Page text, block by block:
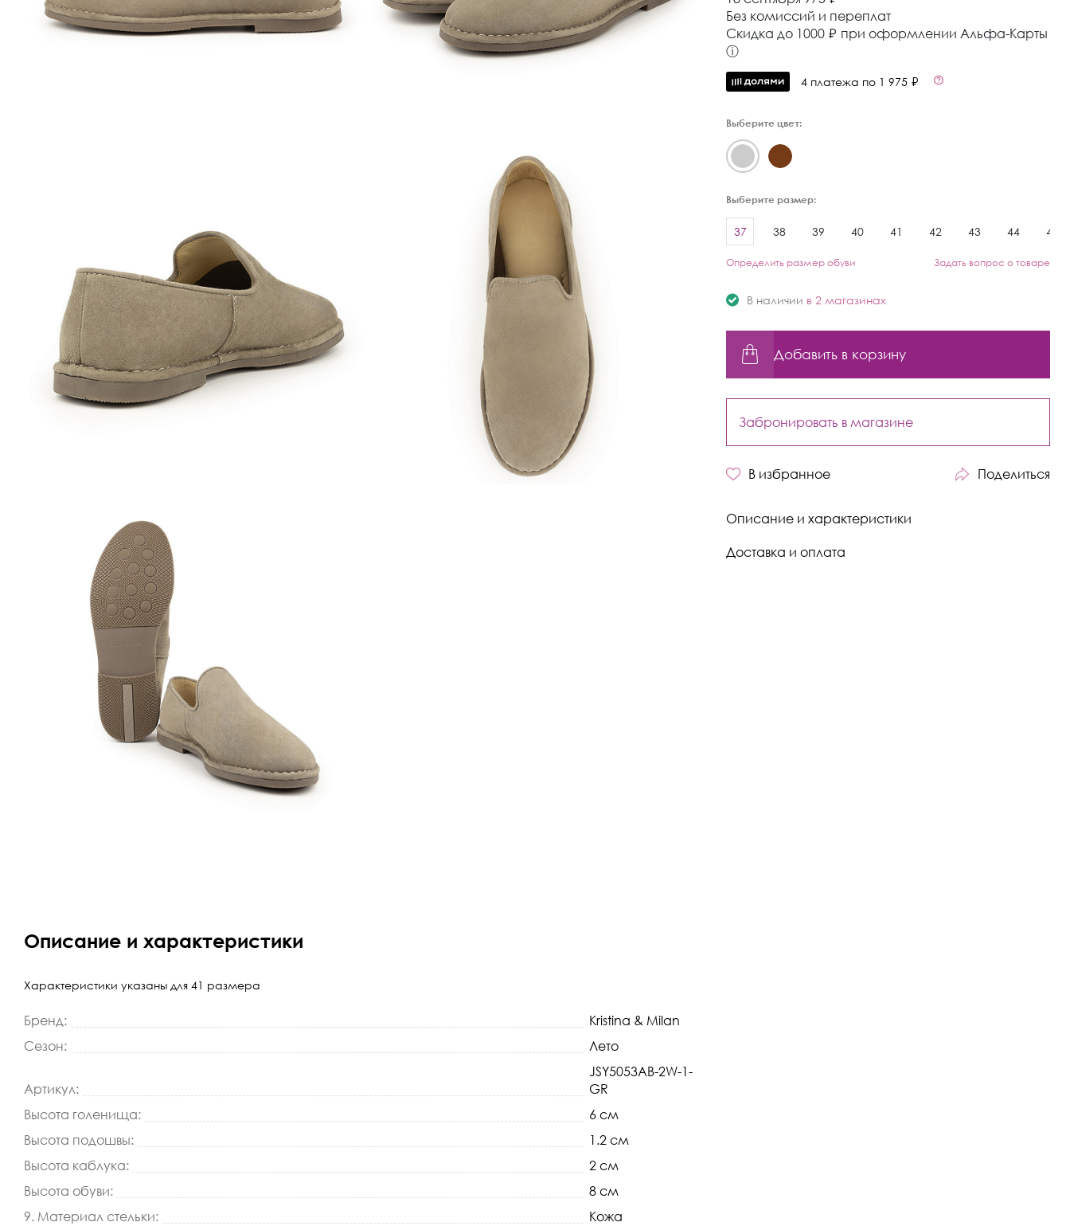
Полуботинки Кроссовки
Без комиссий и переплат
Cкидка до 1000 ₽ при оформлении Альфа-Карты
ⓘ
4 платежа по 1 975 ₽
Выберите цвет:
Выберите размер:
37 38 39 40 41 42 43 44 45
Определить размер обуви Задать вопрос о товаре
В наличии в 2 магазинах
Добавить в корзину
Забронировать в магазине
В избранное Поделиться
Описание и характеристики
Доставка и оплата
Описание и характеристики
Характеристики указаны для 41 размера
Бренд:
Kristina & Milan
Сезон:
Лето
Артикул:
JSY5053AB-2W-1-
GR
Высота голенища:
6 см
Высота подошвы:
1.2 см
Высота каблука:
2 см
Высота обуви:
8 см
9. Материал стельки:
Кожа